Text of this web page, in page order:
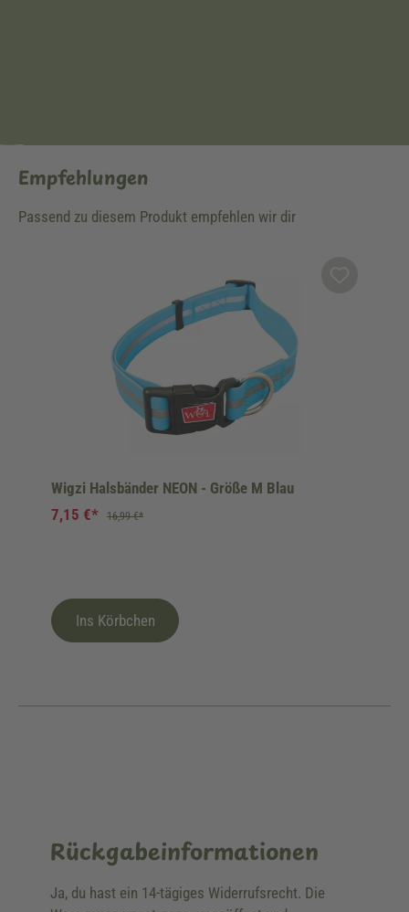
Empfehlungen
Passend zu diesem Produkt empfehlen wir dir
Wigzi Halsbänder NEON - Größe M Blau
7,15 €*
16,99 €*
Ins Körbchen
Rückgabeinformationen
Ja, du hast ein 14-tägiges Widerrufsrecht. Die